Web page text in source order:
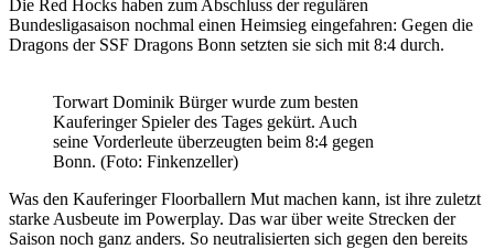
Die Red Hocks haben zum Abschluss der regulären
Bundesligasaison nochmal einen Heimsieg eingefahren: Gegen die
Dragons der SSF Dragons Bonn setzten sie sich mit 8:4 durch.
Torwart Dominik Bürger wurde zum besten
Kauferinger Spieler des Tages gekürt. Auch
seine Vorderleute überzeugten beim 8:4 gegen
Bonn. (Foto: Finkenzeller)
Was den Kauferinger Floorballern Mut machen kann, ist ihre zuletzt
starke Ausbeute im Powerplay. Das war über weite Strecken der
Saison noch ganz anders. So neutralisierten sich gegen den bereits